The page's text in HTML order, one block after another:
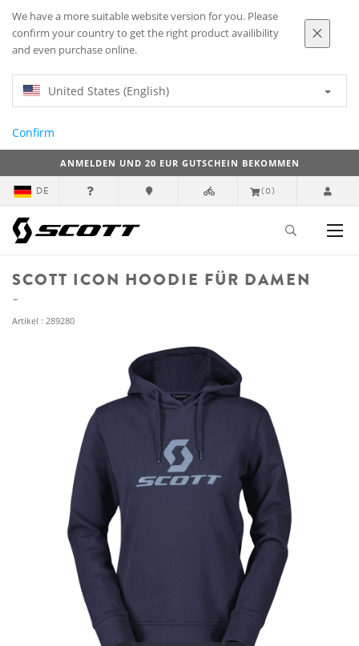
We have a more suitable website version for you. Please
confirm your country to get the right product availibility
and even purchase online.
United States (English)
Confirm
ANMELDEN UND 20 EUR GUTSCHEIN BEKOMMEN
DE (0)
SCOTT ICON HOODIE FÜR DAMEN
Artikel : 289280